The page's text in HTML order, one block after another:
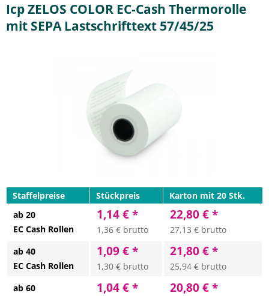
Icp ZELOS COLOR EC-Cash Thermorolle
mit SEPA Lastschrifttext 57/45/25
Staffelpreise Stückpreis
Karton mit 20 Stk.
ab 20
EC Cash Rollen
1,14 € *
1,36 € brutto
22,80 € *
27,13 € brutto
ab 40
EC Cash Rollen
1,09 € *
1,30 € brutto
21,80 € *
25,94 € brutto
ab 60
1,04 € * 20,80 € *